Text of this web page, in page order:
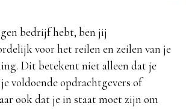
bedrijf hebt, ben jij
voor het reilen en zeilen van je
Dit betekent niet alleen dat je
voldoende opdrachtgevers of
ook dat je in staat moet zijn om